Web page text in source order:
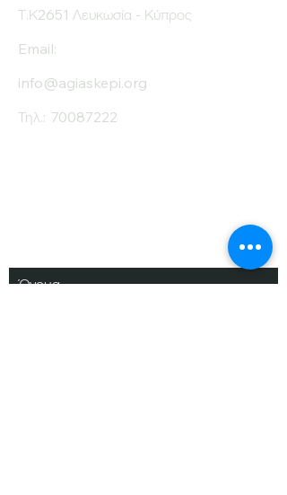
Τ.Κ2651 Λευκωσία - Κύπρος
Email:
info@agiaskepi.org
Τηλ.: 70087222
Όνομα